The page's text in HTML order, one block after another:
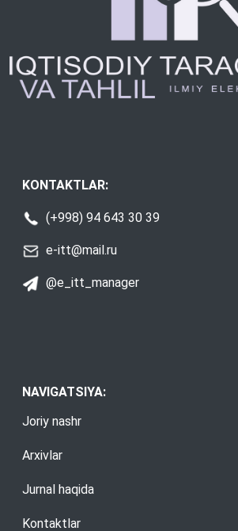
KONTAKTLAR:
(+998) 94 643 30 39
e-itt@mail.ru
@e_itt_manager
NAVIGATSIYA:
Joriy nashr
Arxivlar
Jurnal haqida
Kontaktlar